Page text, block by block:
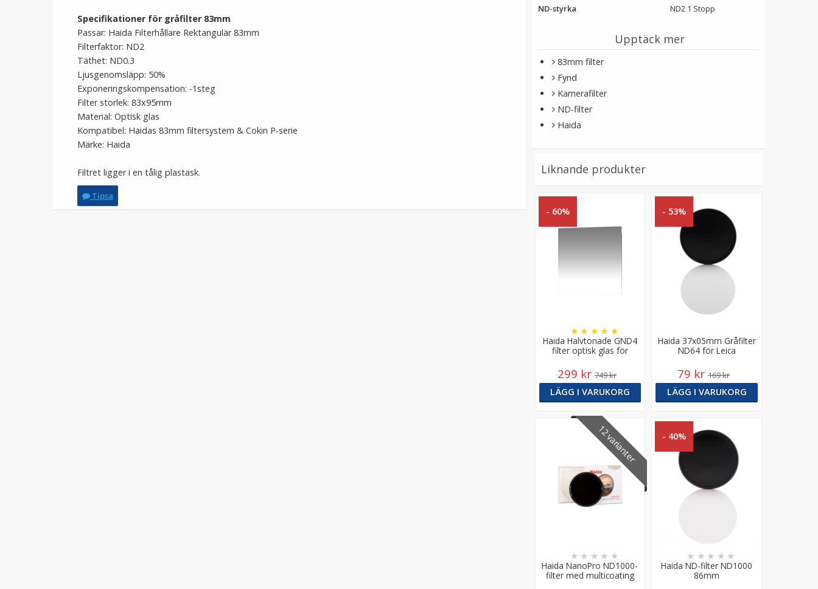
Specifikationer för gråfilter 83mm
Passar: Haida Filterhållare Rektangulär 83mm
Filterfaktor: ND2
Täthet: ND0.3
Ljusgenomsläpp: 50%
Exponeringskompensation: -1steg
Filter storlek: 83x95mm
Material: Optisk glas
Kompatibel: Haidas 83mm filtersystem & Cokin P-serie
Märke: Haida
Filtret ligger i en tålig plastask.
Tipsa
ND-styrka
ND2 1 Stopp
Upptäck mer
83mm filter
Fynd
Kamerafilter
ND-filter
Haida
Liknande produkter
- 60%
Haida Halvtonade GND4
filter optisk glas för
83mm systemet
★ ★ ★ ★ ★
299 kr 749 kr
LÄGG I VARUKORG
- 53%
Haida 37x05mm Gråfilter
ND64 för Leica
79 kr 169 kr
LÄGG I VARUKORG
12 varianter
Haida NanoPro ND1000-
filter med multicoating
★ ★ ★ ★ ★
- 40%
Haida ND-filter ND1000
86mm
★ ★ ★ ★ ★